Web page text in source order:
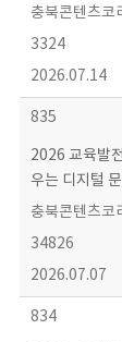
충북콘텐츠코
3324
2026.07.14
835
2026 교육발
우는 디지털
충북콘텐츠코
34826
2026.07.07
834